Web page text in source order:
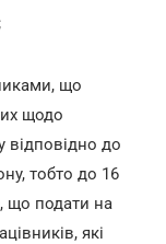
що
щодо
відповідно до
тобто до 16
що подати на
які